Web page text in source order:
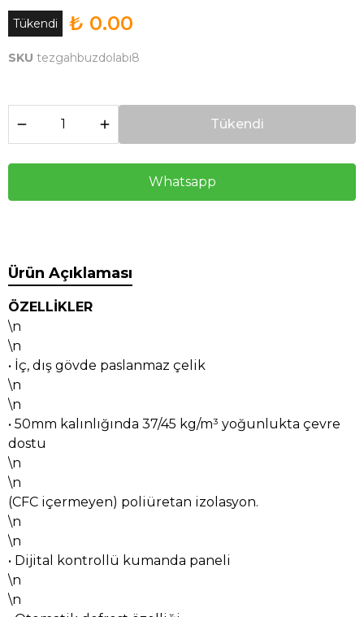
Tükendi ₺ 0.00
SKU tezgahbuzdolabı8
Tükendi
Whatsapp
Ürün Açıklaması
ÖZELLİKLER
\n
\n
• İç, dış gövde paslanmaz çelik
\n
\n
• 50mm kalınlığında 37/45 kg/m³ yoğunlukta çevre
dostu
\n
\n
(CFC içermeyen) poliüretan izolasyon.
\n
\n
• Dijital kontrollü kumanda paneli
\n
\n